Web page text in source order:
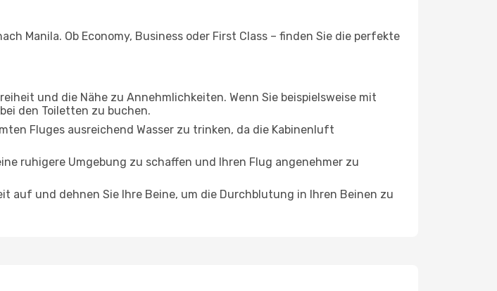
Manila. Ob Economy, Business oder First Class – finden Sie die perfekte
und die Nähe zu Annehmlichkeiten. Wenn Sie beispielsweise mit
den Toiletten zu buchen.
Fluges ausreichend Wasser zu trinken, da die Kabinenluft
ruhigere Umgebung zu schaffen und Ihren Flug angenehmer zu
auf und dehnen Sie Ihre Beine, um die Durchblutung in Ihren Beinen zu